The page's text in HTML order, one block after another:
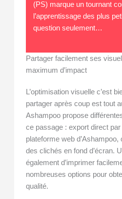
(PS) marque un tournant
l’apprentissage des plus
question seulement…
Partager facilement ses
maximum d’impact
L’optimisation visuelle c’est
partager après coup est tout
Ashampoo propose
ce passage : export direct
plateforme web
des clichés en fond d’écran.
également d’imprimer
nombreuses options pour
qualité.